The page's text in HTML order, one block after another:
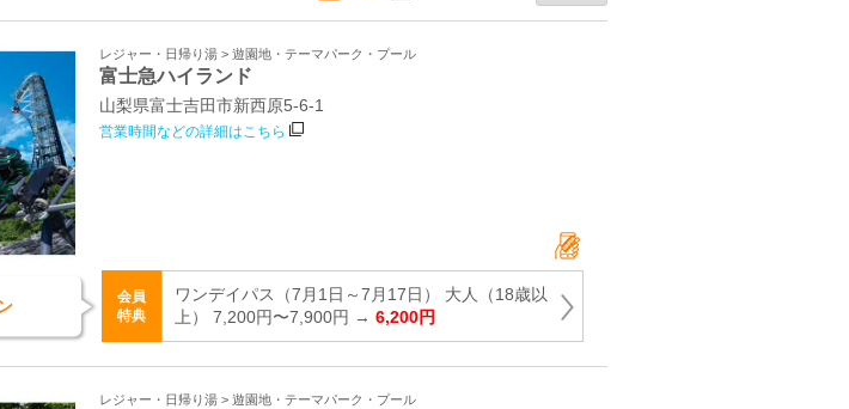
レジャー・日帰り湯 > 遊園地・テーマパーク・プール
富士急ハイランド
山梨県富士吉田市新西原5‐6‐1
営業時間などの詳細はこちら
会員
特典
ワンデイパス（7月1日～7月17日） 大人（18歳以
上） 7,200円〜7,900円 → 6,200円
レジャー・日帰り湯 > 遊園地・テーマパーク・プール